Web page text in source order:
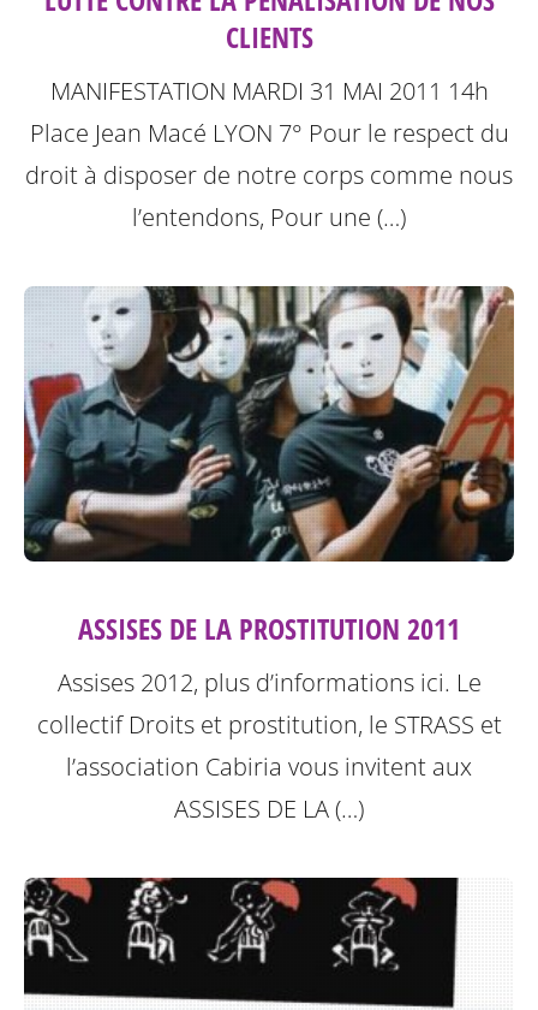
CLIENTS
MANIFESTATION MARDI 31 MAI 2011 14h
Place Jean Macé LYON 7° Pour le respect du
droit à disposer de notre corps comme nous
l’entendons, Pour une (…)
ASSISES DE LA PROSTITUTION 2011
Assises 2012, plus d’informations ici. Le
collectif Droits et prostitution, le STRASS et
l’association Cabiria vous invitent aux
ASSISES DE LA (…)